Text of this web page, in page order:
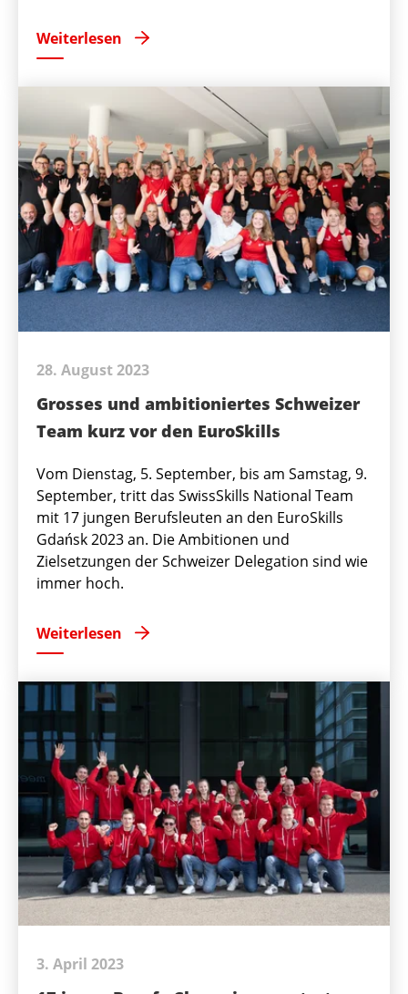
Weiterlesen
28. August 2023
Grosses und ambitioniertes Schweizer
Team kurz vor den EuroSkills
Vom Dienstag, 5. September, bis am Samstag, 9.
September, tritt das SwissSkills National Team
mit 17 jungen Berufsleuten an den EuroSkills
Gdańsk 2023 an. Die Ambitionen und
Zielsetzungen der Schweizer Delegation sind wie
immer hoch.
Weiterlesen
3. April 2023